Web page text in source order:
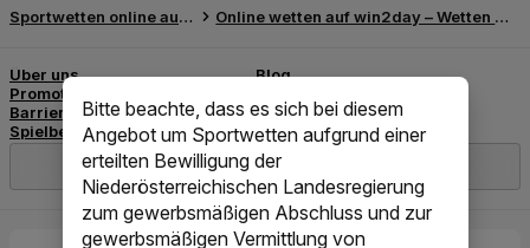
Bitte beachte, dass es sich bei diesem
Angebot um Sportwetten aufgrund einer
erteilten Bewilligung der
Niederösterreichischen Landesregierung
zum gewerbsmäßigen Abschluss und zur
gewerbsmäßigen Vermittlung von